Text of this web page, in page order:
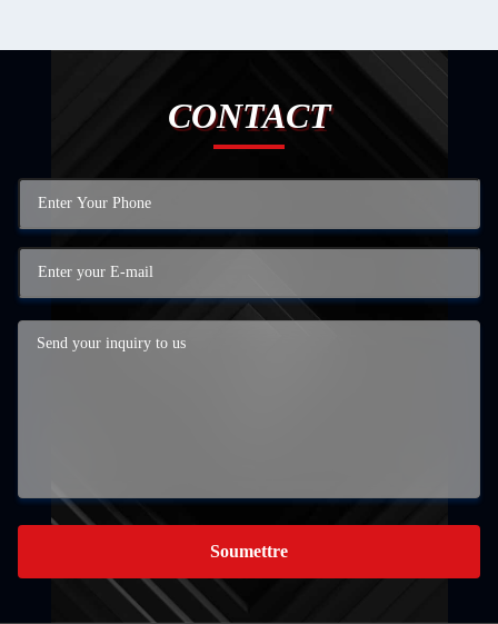
CONTACT
Soumettre